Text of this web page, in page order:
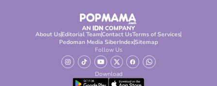
About UsEditorial TeamContact UsTerms of Services
Pedoman Media SiberIndexSitemap
Follow Us
Download